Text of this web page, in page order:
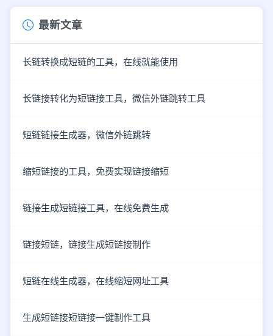
最新文章
长链转换成短链的工具，在线就能使用
长链接转化为短链接工具，微信外链跳转工具
短链链接生成器，微信外链跳转
缩短链接的工具，免费实现链接缩短
链接生成短链接工具，在线免费生成
链接短链，链接生成短链接制作
短链在线生成器，在线缩短网址工具
生成短链接短链接一键制作工具